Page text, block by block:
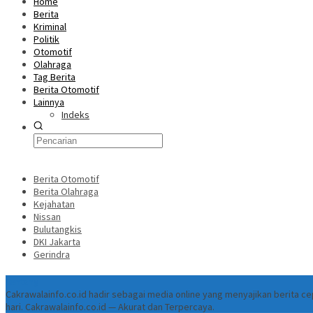
Berita
Kriminal
Politik
Otomotif
Olahraga
Tag Berita
Berita Otomotif
Lainnya
Indeks
Berita Otomotif
Berita Olahraga
Kejahatan
Nissan
Bulutangkis
DKI Jakarta
Gerindra
Cakrawalainfo.co.id hadir sebagai media online yang menyajikan berita
hari. Cakrawalainfo.co.id — Akurat dan Terpercaya.